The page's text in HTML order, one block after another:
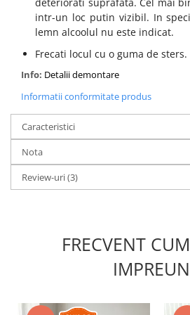
intr-un loc putin vizibil. In
lemn alcoolul nu este indicat.
Frecati locul cu o guma de sters.
Info: Detalii demontare
Informatii conformitate produs
Caracteristici
Nota
Review-uri(3)
FRECVENT